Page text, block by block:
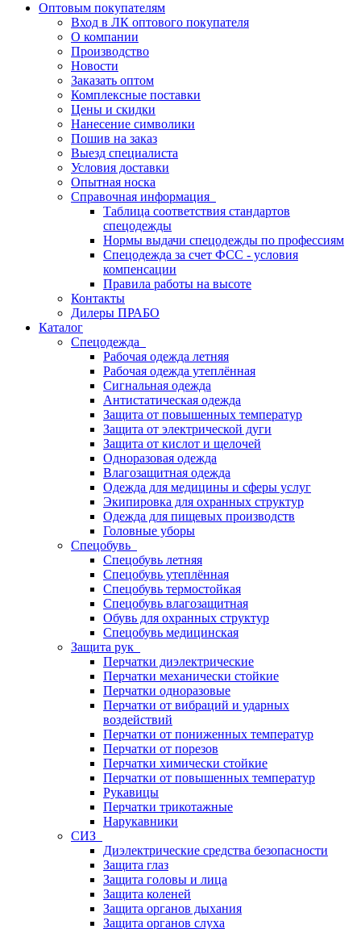
Оптовым покупателям
Вход в ЛК оптового покупателя
О компании
Производство
Новости
Заказать оптом
Комплексные поставки
Цены и скидки
Нанесение символики
Пошив на заказ
Выезд специалиста
Условия доставки
Опытная носка
Справочная информация
Таблица соответствия стандартов
спецодежды
Нормы выдачи спецодежды по профессиям
Спецодежда за счет ФСС - условия
компенсации
Правила работы на высоте
Контакты
Дилеры ПРАБО
Каталог
Спецодежда
Рабочая одежда летняя
Рабочая одежда утеплённая
Сигнальная одежда
Антистатическая одежда
Защита от повышенных температур
Защита от электрической дуги
Защита от кислот и щелочей
Одноразовая одежда
Влагозащитная одежда
Одежда для медицины и сферы услуг
Экипировка для охранных структур
Одежда для пищевых производств
Головные уборы
Спецобувь
Спецобувь летняя
Спецобувь утеплённая
Спецобувь термостойкая
Спецобувь влагозащитная
Обувь для охранных структур
Спецобувь медицинская
Защита рук
Перчатки диэлектрические
Перчатки механически стойкие
Перчатки одноразовые
Перчатки от вибраций и ударных
воздействий
Перчатки от пониженных температур
Перчатки от порезов
Перчатки химически стойкие
Перчатки от повышенных температур
Рукавицы
Перчатки трикотажные
Нарукавники
СИЗ
Диэлектрические средства безопасности
Защита глаз
Защита головы и лица
Защита коленей
Защита органов дыхания
Защита органов слуха